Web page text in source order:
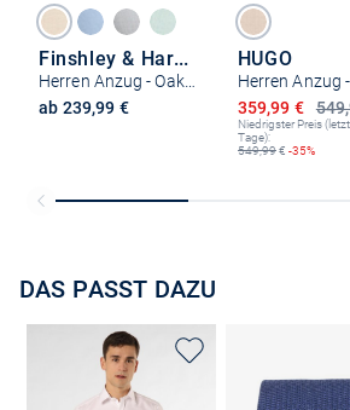
Finshley & Harding
Herren Anzug - Oakland - California
ab 239,99 €
HUGO
Ermäßigter
359,99 €
Niedrigster Preis
Tage):
549,99€ -35%
DAS PASST DAZU